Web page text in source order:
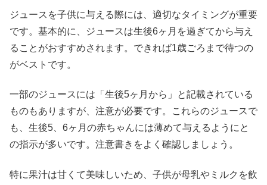
ジュースを子供に与える際には、適切なタイミングが重要
です。基本的に、ジュースは生後6ヶ月を過ぎてから与え
ることがおすすめされます。できれば1歳ごろまで待つの
がベストです。
一部のジュースには「生後5ヶ月から」と記載されている
ものもありますが、注意が必要です。これらのジュースで
も、生後5、6ヶ月の赤ちゃんには薄めて与えるようにと
の指示が多いです。注意書きをよく確認しましょう。
特に果汁は甘くて美味しいため、子供が母乳やミルクを飲